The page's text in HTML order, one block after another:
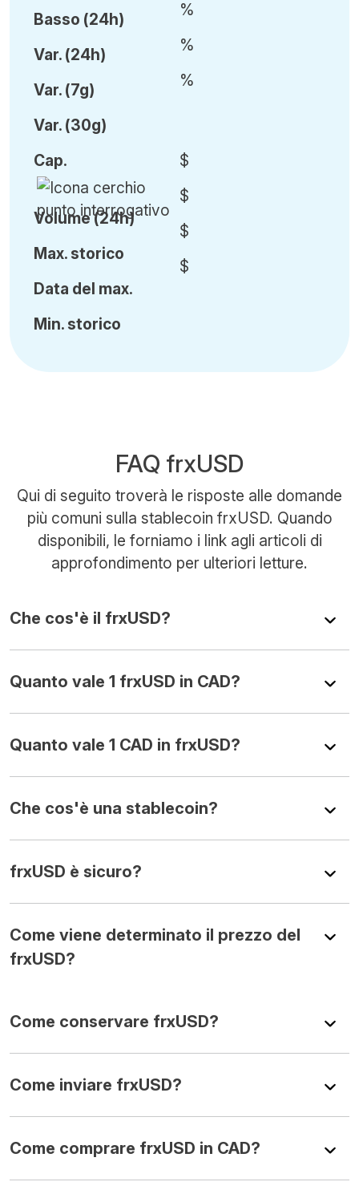
Basso (24h)
Var. (24h)
Var. (7g)
Var. (30g)
%
%
%
Cap.
Volume (24h)
Max. storico
Data del max.
Min. storico
$
$
$
$
FAQ frxUSD
Qui di seguito troverà le risposte alle domande
più comuni sulla stablecoin frxUSD. Quando
disponibili, le forniamo i link agli articoli di
approfondimento per ulteriori letture.
Che cos'è il frxUSD?
Quanto vale 1 frxUSD in CAD?
Quanto vale 1 CAD in frxUSD?
Che cos'è una stablecoin?
frxUSD è sicuro?
Come viene determinato il prezzo del
frxUSD?
Come conservare frxUSD?
Come inviare frxUSD?
Come comprare frxUSD in CAD?